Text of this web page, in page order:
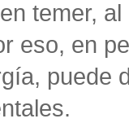
temer,
eso, en
puede